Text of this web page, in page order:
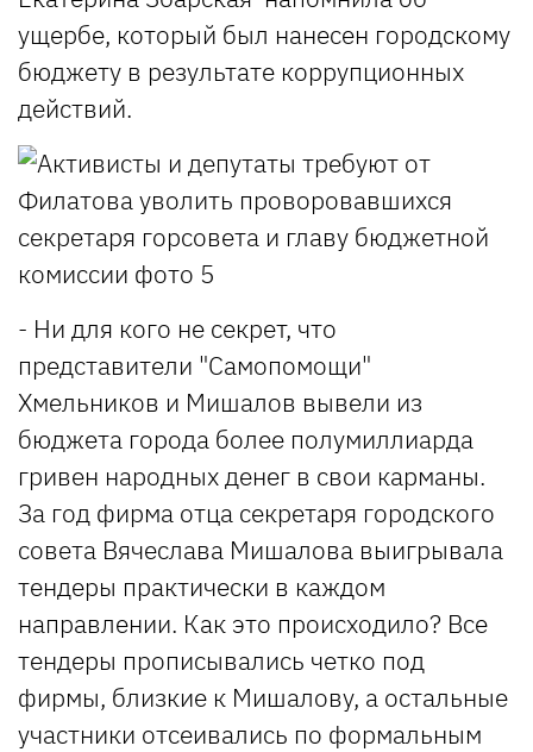
ущербе, который был нанесен городскому
бюджету в результате коррупционных
действий.
- Ни для кого не секрет, что
представители "Самопомощи"
Хмельников и Мишалов вывели из
бюджета города более полумиллиарда
гривен народных денег в свои карманы.
За год фирма отца секретаря городского
совета Вячеслава Мишалова выигрывала
тендеры практически в каждом
направлении. Как это происходило? Все
тендеры прописывались четко под
фирмы, близкие к Мишалову, а остальные
участники отсеивались по формальным